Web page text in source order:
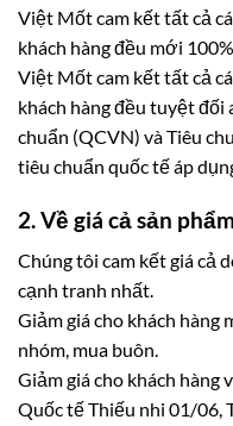
Việt Mốt cam kết tất cả
khách hàng đều mới
Việt Mốt cam kết tất cả
khách hàng đều tuyệt đối
chuẩn (QCVN) và Tiêu
tiêu chuẩn quốc tế áp
2. Về giá cả sản phẩm
Chúng tôi cam kết giá cả
cạnh tranh nhất.
Giảm giá cho khách hàng
nhóm, mua buôn.
Giảm giá cho khách hàng
Quốc tế Thiếu nhi 01/06,